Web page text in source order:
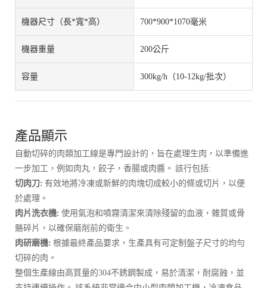
機器尺寸（長*寬*高） 700*900*1070毫米
機器重量 200公斤
容量 300kg/h（10-12kg/批次）
產品顯示
自動切碎的肉類加工線是專門設計的，旨在處理生肉，以準備進
一步加工，例如肉丸，餃子，香腸或肉醬。 該行包括:
切肉刀: 有效地將冷凍或新鮮的肉塊切成較小的條或切片，以便
於處理。
肉片洗衣機: 使用氣泡和噴霧清潔來清除殘留的血液，雜質或骨
骼碎片，以確保磨削前的衛生。
肉研磨機: 根據最終產品要求，生產具有可定制盤子尺寸的均勻
切碎的肉。
整個生產線由高質量的304不銹鋼製成，易於清潔，耐腐蝕，並